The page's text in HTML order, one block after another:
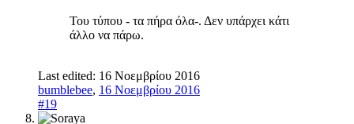
Του τύπου - τα πήρα όλα-. Δεν υπάρχει κάτι
άλλο να πάρω.
Last edited: 16 Νοεμβρίου 2016
bumblebee, 16 Νοεμβρίου 2016
#19